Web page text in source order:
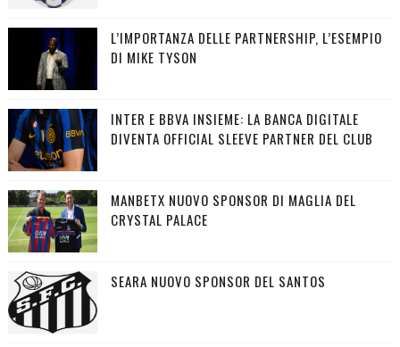
L’IMPORTANZA DELLE PARTNERSHIP, L’ESEMPIO
DI MIKE TYSON
INTER E BBVA INSIEME: LA BANCA DIGITALE
DIVENTA OFFICIAL SLEEVE PARTNER DEL CLUB
MANBETX NUOVO SPONSOR DI MAGLIA DEL
CRYSTAL PALACE
SEARA NUOVO SPONSOR DEL SANTOS